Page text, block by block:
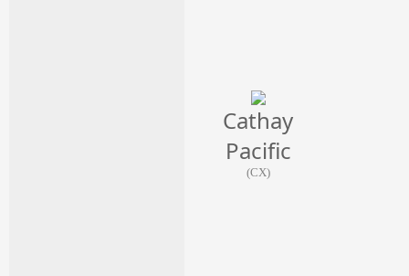
Cathay
Pacific
(CX)